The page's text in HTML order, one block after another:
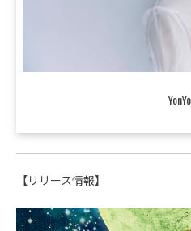
【リリース情報】